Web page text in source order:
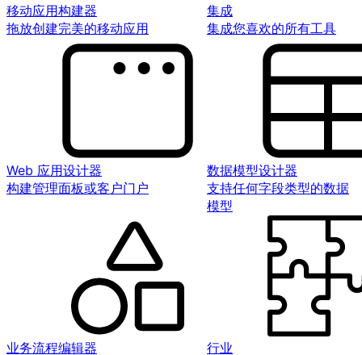
移动应用构建器
拖放创建完美的移动应用
集成
集成您喜欢的所有工具
Web 应用设计器
构建管理面板或客户门户
数据模型设计器
支持任何字段类型的数据
模型
业务流程编辑器
行业